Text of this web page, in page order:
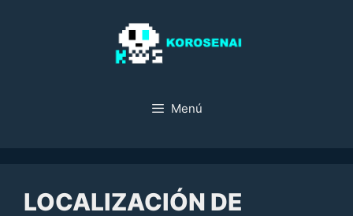
Menú
LOCALIZACIÓN DE